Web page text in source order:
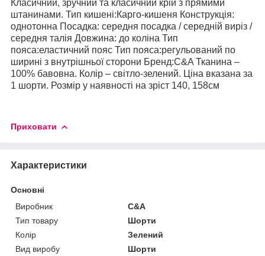
Класичний, зручний та класичний крій з прямими
штанинами. Тип кишені:Карго-кишеня Конструкція:
однотонна Посадка: середня посадка / середній виріз /
середня талія Довжина: до коліна Тип
пояса:еластичний пояс Тип пояса:регульований по
ширині з внутрішньої сторони Бренд:C&A Тканина –
100% бавовна. Колір – світло-зелений. Ціна вказана за
1 шорти. Розмір у наявності на зріст 140, 158см
Приховати
Характеристики
Основні
Виробник
C&A
Тип товару
Шорти
Колір
Зелений
Вид виробу
Шорти